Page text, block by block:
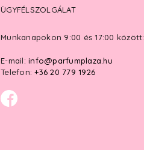
ÜGYFÉLSZOLGÁLAT
Munkanapokon 9:00 és 17:00 között:
E-mail: info@parfumplaza.hu
Telefon: +36 20 779 1926